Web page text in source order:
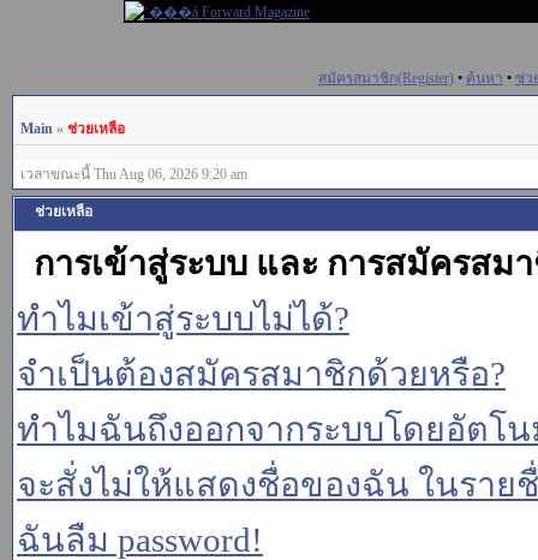
สมัครสมาชิก(Register) • ค้นหา • ช่ว
Main » ช่วยเหลือ
เวลาขณะนี้ Thu Aug 06, 2026 9:20 am
ช่วยเหลือ
การเข้าสู่ระบบ และ การสมัครสม
ทำไมเข้าสู่ระบบไม่ได้?
จำเป็นต้องสมัครสมาชิกด้วยหรือ?
ทำไมฉันถึงออกจากระบบโดยอัตโ
จะสั่งไม่ให้แสดงชื่อของฉัน ในราย
ฉันลืม password!